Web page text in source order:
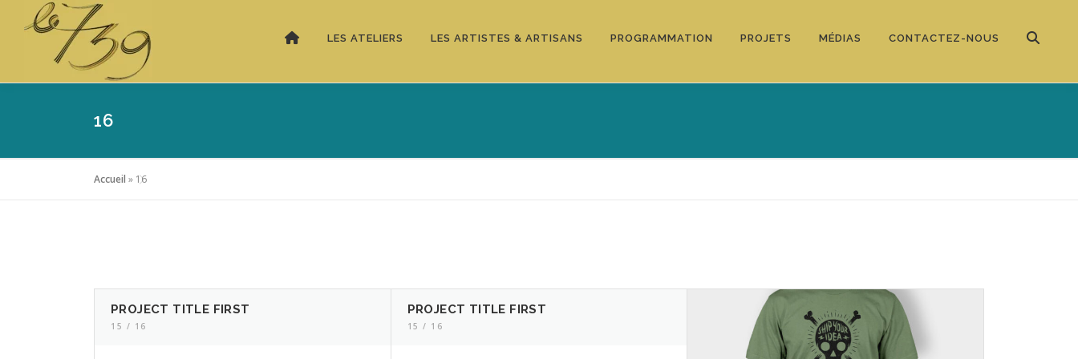
LES ATELIERS LES ARTISTES & ARTISANS PROGRAMMATION PROJETS MÉDIAS CONTACTEZ-NOUS
16
Accueil » 16
PROJECT TITLE FIRST
15 / 16
PROJECT TITLE FIRST
15 / 16